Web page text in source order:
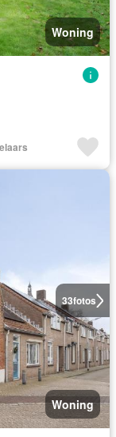
Woning
33fotos
Woning